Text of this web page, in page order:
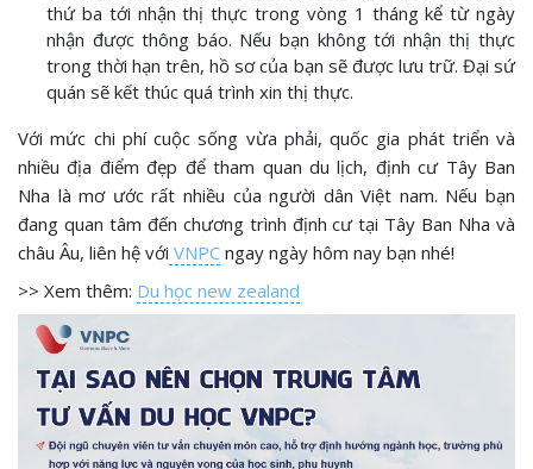
thứ ba tới nhận thị thực trong vòng 1 tháng kể từ ngày
nhận được thông báo. Nếu bạn không tới nhận thị thực
trong thời hạn trên, hồ sơ của bạn sẽ được lưu trữ. Đại sứ
quán sẽ kết thúc quá trình xin thị thực.
Với mức chi phí cuộc sống vừa phải, quốc gia phát triển và
nhiều địa điểm đẹp để tham quan du lịch, định cư Tây Ban
Nha là mơ ước rất nhiều của người dân Việt nam. Nếu bạn
đang quan tâm đến chương trình định cư tại Tây Ban Nha và
châu Âu, liên hệ với VNPC ngay ngày hôm nay bạn nhé!
>> Xem thêm: Du học new zealand